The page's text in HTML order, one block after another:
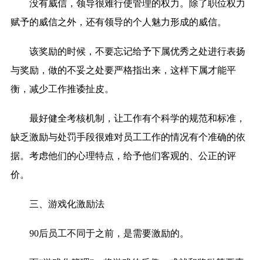
没有威信，领导很难行使管理的权力。除了职位权力
赋予的威信之外，还有领导的个人魅力形成的威信。
该奖励的时候，不要忘记给予下属优秀之处进行表扬
与奖励，做的不妥之处要严格指出来，这样下属才能平
衡，减少工作推诿扯皮。
最好健全考核机制，让工作有个科学的规范和标准，
缺乏激励与处罚手段很难对员工工作的情况有个准确的依
据。考虑他们的心理特点，给予他们客观的、公正的评
价。
三、游戏化激励法
90后员工不同于之前，是需要激励的。